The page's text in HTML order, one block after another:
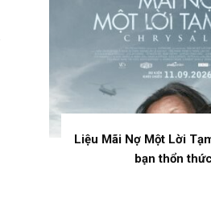
Liệu Mãi Nợ Một Lời
bạn thổn